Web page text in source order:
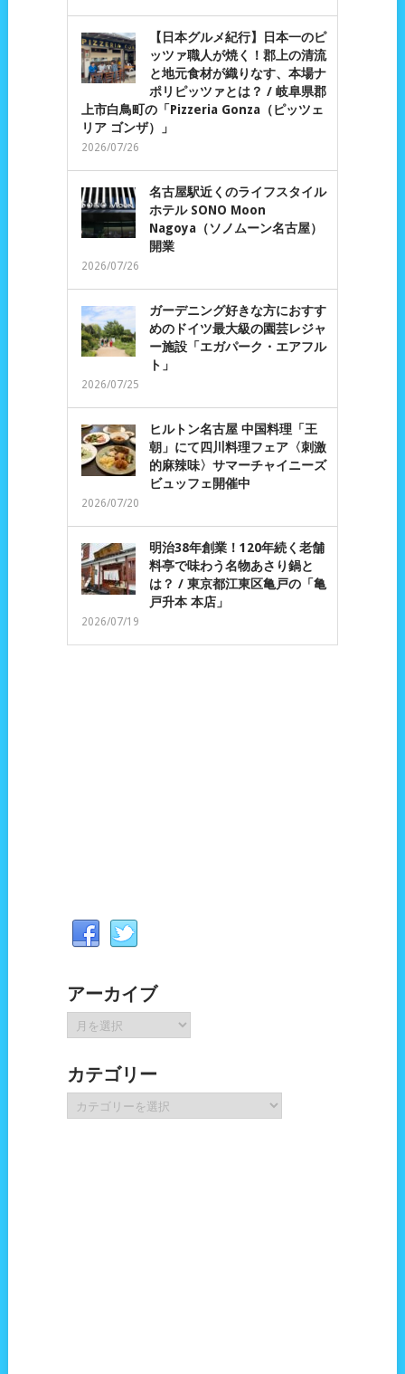
【日本グルメ紀行】日本一のピ
ッツァ職人が焼く！郡上の清流
と地元食材が織りなす、本場ナ
ポリピッツァとは？ / 岐阜県郡
上市白鳥町の「Pizzeria Gonza（ピッツェ
リア ゴンザ）」
2026/07/26
名古屋駅近くのライフスタイル
ホテル SONO Moon
Nagoya（ソノムーン名古屋）
開業
2026/07/26
ガーデニング好きな方におすす
めのドイツ最大級の園芸レジャ
ー施設「エガパーク・エアフル
ト」
2026/07/25
ヒルトン名古屋 中国料理「王
朝」にて四川料理フェア〈刺激
的麻辣味〉サマーチャイニーズ
ビュッフェ開催中
2026/07/20
明治38年創業！120年続く老舗
料亭で味わう名物あさり鍋と
は？ / 東京都江東区亀戸の「亀
戸升本 本店」
2026/07/19
アーカイブ
ー
イ
ブ
カテゴリー
テ